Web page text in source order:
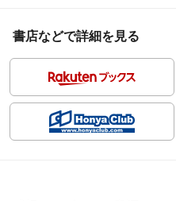
書店などで詳細を見る